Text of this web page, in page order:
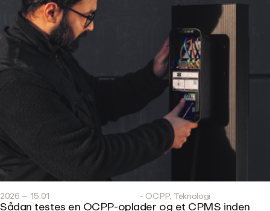
2026 – 15.01 - OCPP, Teknologi
Sådan testes en OCPP-oplader og et CPMS inden